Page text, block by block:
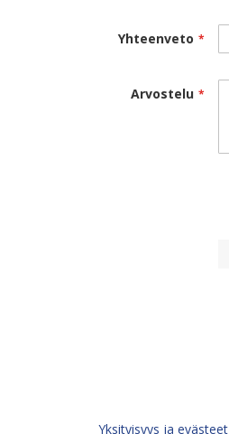
Yhteenveto
Arvostelu
Yksityisyys ja evästeet